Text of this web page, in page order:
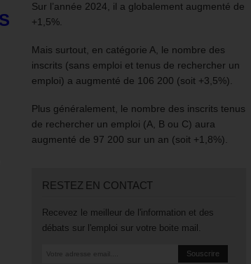
Sur l’année 2024, il a globalement augmenté de
+1,5%.
Mais surtout, en catégorie A, le nombre des
inscrits (sans emploi et tenus de rechercher un
emploi) a augmenté de 106 200 (soit +3,5%).
Plus généralement, le nombre des inscrits tenus
de rechercher un emploi (A, B ou C) aura
augmenté de 97 200 sur un an (soit +1,8%).
RESTEZ EN CONTACT
Recevez le meilleur de l'information et des
débats sur l'emploi sur votre boite mail.